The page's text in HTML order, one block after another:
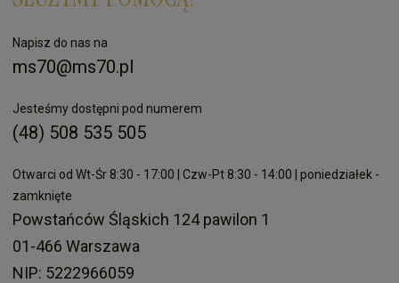
Napisz do nas na
ms70@ms70.pl
Jesteśmy dostępni pod numerem
(48) 508 535 505
Otwarci od Wt-Śr 8:30 - 17:00 | Czw-Pt 8:30 - 14:00 | poniedziałek -
zamknięte
Powstańców Śląskich 124 pawilon 1
01-466 Warszawa
NIP: 5222966059